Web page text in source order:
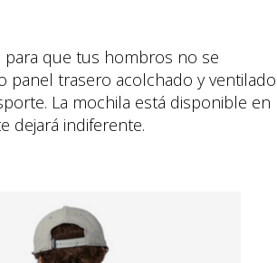
para que tus hombros no se
panel trasero acolchado y ventilado
La mochila está disponible en
dejará indiferente.